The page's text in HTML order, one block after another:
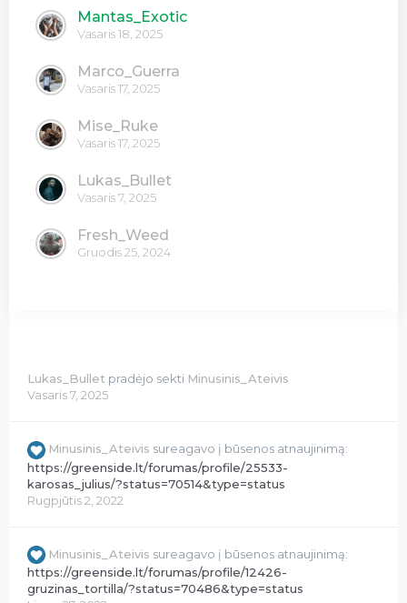
Mantas_Exotic
Vasaris 18, 2025
Marco_Guerra
Vasaris 17, 2025
Mise_Ruke
Vasaris 17, 2025
Lukas_Bullet
Vasaris 7, 2025
Fresh_Weed
Gruodis 25, 2024
Lukas_Bullet pradėjo sekti Minusinis_Ateivis
Vasaris 7, 2025
Minusinis_Ateivis sureagavo į būsenos atnaujinimą:
https://greenside.lt/forumas/profile/25533-
karosas_julius/?status=70514&type=status
Rugpjūtis 2, 2022
Minusinis_Ateivis sureagavo į būsenos atnaujinimą:
https://greenside.lt/forumas/profile/12426-
gruzinas_tortilla/?status=70486&type=status